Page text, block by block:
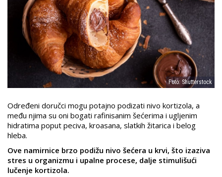
Foto: Shutterstock
Određeni doručci mogu potajno podizati nivo kortizola, a
među njima su oni bogati rafinisanim šećerima i ugljenim
hidratima poput peciva, kroasana, slatkih žitarica i belog
hleba.
Ove namirnice brzo podižu nivo šećera u krvi, što izaziva
stres u organizmu i upalne procese, dalje stimulišući
lučenje kortizola.